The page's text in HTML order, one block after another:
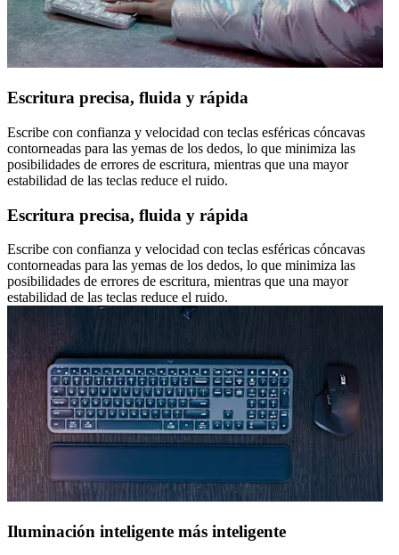
Escritura precisa, fluida y rápida
Escribe con confianza y velocidad con teclas esféricas cóncavas
contorneadas para las yemas de los dedos, lo que minimiza las
posibilidades de errores de escritura, mientras que una mayor
estabilidad de las teclas reduce el ruido.
Escritura precisa, fluida y rápida
Escribe con confianza y velocidad con teclas esféricas cóncavas
contorneadas para las yemas de los dedos, lo que minimiza las
posibilidades de errores de escritura, mientras que una mayor
estabilidad de las teclas reduce el ruido.
Iluminación inteligente más inteligente